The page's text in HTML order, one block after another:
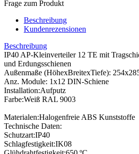
Frage zum Produkt
Beschreibung
Kundenrezensionen
Beschreibung
IP40 AP-Kleinverteiler 12 TE mit
und Erdungsschienen
Außenmaße (HöhexBreitexTiefe):
Anz. Module: 1x12 DIN-Schiene
Installation:Aufputz
Farbe:Weiß RAL 9003
Materialen:Halogenfreie ABS Kunststoffe
Technische Daten:
Schutzart:IP40
Schlagfestigkeit:IK08